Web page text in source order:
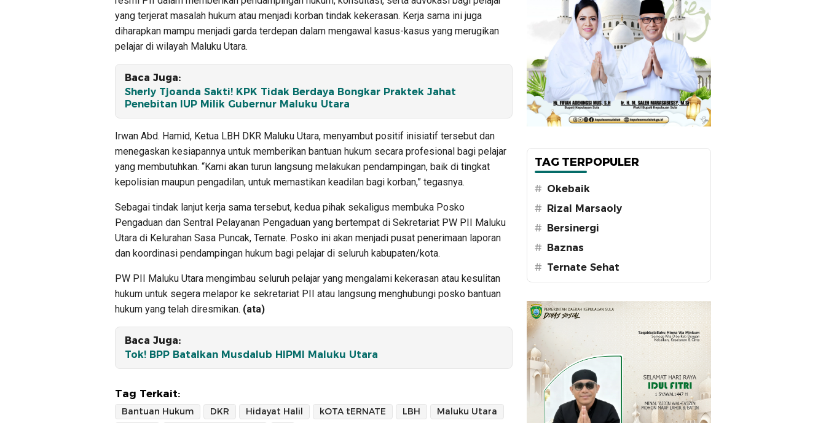
yang terjerat masalah hukum atau menjadi korban tindak kekerasan. Kerja sama ini juga
diharapkan mampu menjadi garda terdepan dalam mengawal kasus-kasus yang merugikan
pelajar di wilayah Maluku Utara.
Baca Juga:
Sherly Tjoanda Sakti! KPK Tidak Berdaya Bongkar Praktek Jahat
Penebitan IUP Milik Gubernur Maluku Utara
Irwan Abd. Hamid, Ketua LBH DKR Maluku Utara, menyambut positif inisiatif tersebut dan
menegaskan kesiapannya untuk memberikan bantuan hukum secara profesional bagi pelajar
yang membutuhkan. “Kami akan turun langsung melakukan pendampingan, baik di tingkat
kepolisian maupun pengadilan, untuk memastikan keadilan bagi korban,” tegasnya.
Sebagai tindak lanjut kerja sama tersebut, kedua pihak sekaligus membuka Posko
Pengaduan dan Sentral Pelayanan Pengaduan yang bertempat di Sekretariat PW PII Maluku
Utara di Kelurahan Sasa Puncak, Ternate. Posko ini akan menjadi pusat penerimaan laporan
dan koordinasi pendampingan hukum bagi pelajar di seluruh kabupaten/kota.
PW PII Maluku Utara mengimbau seluruh pelajar yang mengalami kekerasan atau kesulitan
hukum untuk segera melapor ke sekretariat PII atau langsung menghubungi posko bantuan
hukum yang telah diresmikan. (ata)
Baca Juga:
Tok! BPP Batalkan Musdalub HIPMI Maluku Utara
Tag Terkait:
Bantuan Hukum DKR Hidayat Halil kOTA tERNATE LBH
Maluku Utara
TAG TERPOPULER
# Okebaik
# Rizal Marsaoly
# Bersinergi
# Baznas
# Ternate Sehat